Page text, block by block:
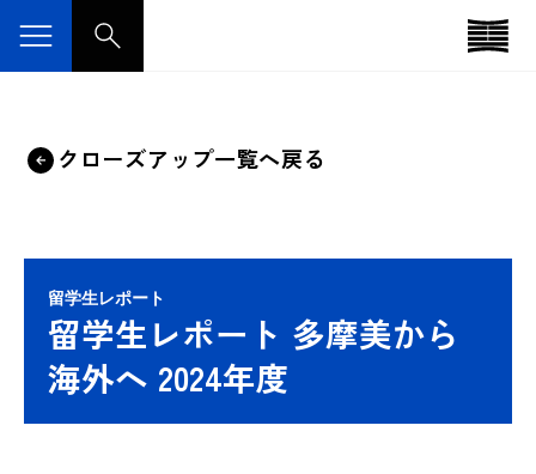
クローズアップ一覧へ戻る
留学生レポート
留学生レポート 多摩美から
海外へ 2024年度